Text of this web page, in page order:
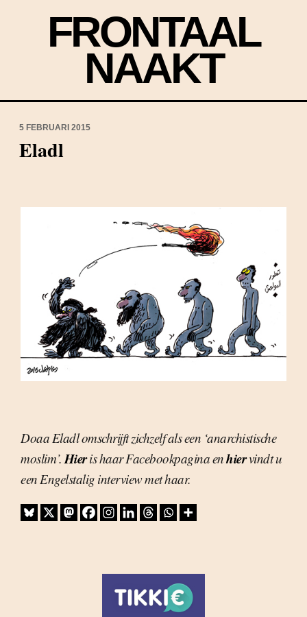
FRONTAAL
NAAKT
5 FEBRUARI 2015
Eladl
Doaa Eladl omschrijft zichzelf als een ‘anarchistische
moslim’.Hieris haar Facebookpagina enhiervindt u
een Engelstalig interview met haar.